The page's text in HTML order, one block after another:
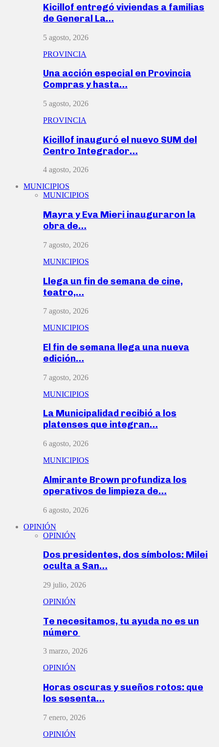
Kicillof entregó viviendas a familias
de General La…
5 agosto, 2026
PROVINCIA
Una acción especial en Provincia
Compras y hasta…
5 agosto, 2026
PROVINCIA
Kicillof inauguró el nuevo SUM del
Centro Integrador…
4 agosto, 2026
MUNICIPIOS
MUNICIPIOS
Mayra y Eva Mieri inauguraron la
obra de…
7 agosto, 2026
MUNICIPIOS
Llega un fin de semana de cine,
teatro,…
7 agosto, 2026
MUNICIPIOS
El fin de semana llega una nueva
edición…
7 agosto, 2026
MUNICIPIOS
La Municipalidad recibió a los
platenses que integran…
6 agosto, 2026
MUNICIPIOS
Almirante Brown profundiza los
operativos de limpieza de…
6 agosto, 2026
OPINIÓN
OPINIÓN
Dos presidentes, dos símbolos: Milei
oculta a San…
29 julio, 2026
OPINIÓN
Te necesitamos, tu ayuda no es un
número
3 marzo, 2026
OPINIÓN
Horas oscuras y sueños rotos: que
los sesenta…
7 enero, 2026
OPINIÓN